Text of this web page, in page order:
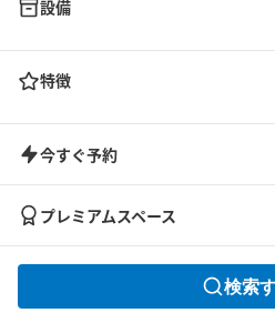
設備
特徴
今すぐ予約
プレミアムスペース
検索